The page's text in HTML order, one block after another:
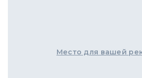
Место для вашей